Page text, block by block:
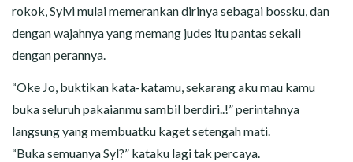
rokok, Sylvi mulai memerankan dirinya sebagai bossku, dan
dengan wajahnya yang memang judes itu pantas sekali
dengan perannya.
“Oke Jo, buktikan kata-katamu, sekarang aku mau kamu
buka seluruh pakaianmu sambil berdiri..!” perintahnya
langsung yang membuatku kaget setengah mati.
“Buka semuanya Syl?” kataku lagi tak percaya.